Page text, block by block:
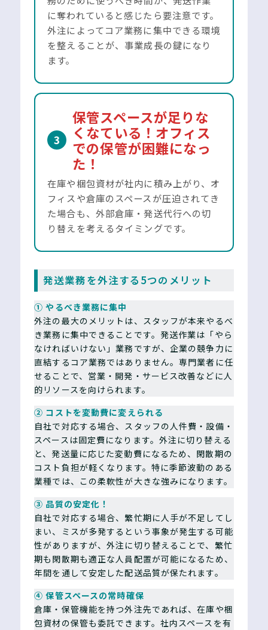
に奪われていると感じたら要注意です。
外注によってコア業務に集中できる環境
を整えることが、事業成長の鍵になり
ます。
3
保管スペースが足りな
くなている！オフィス
での保管が困難になっ
た！
在庫や梱包資材が社内に積み上がり、オ
フィスや倉庫のスペースが圧迫されてき
た場合も、外部倉庫・発送代行への切
り替えを考えるタイミングです。
発送業務を外注する5つのメリット
① やるべき業務に集中
外注の最大のメリットは、スタッフが本来やるべ
き業務に集中できることです。発送作業は「やら
なければいけない」業務ですが、企業の競争力に
直結するコア業務ではありません。専門業者に任
せることで、営業・開発・サービス改善などに人
的リソースを向けられます。
② コストを変動費に変えられる
自社で対応する場合、スタッフの人件費・設備・
スペースは固定費になります。外注に切り替える
と、発送量に応じた変動費になるため、閑散期の
コスト負担が軽くなります。特に季節波動のある
業種では、この柔軟性が大きな強みになります。
③ 品質の安定化！
自社で対応する場合、繁忙期に人手が不足してし
まい、ミスが多発するという事象が発生する可能
性がありますが、外注に切り替えることで、繁忙
期も閑散期も適正な人員配置が可能になるため、
年間を通して安定した配送品質が保たれます。
④ 保管スペースの常時確保
倉庫・保管機能を持つ外注先であれば、在庫や梱
包資材の保管も委託できます。社内スペースを有